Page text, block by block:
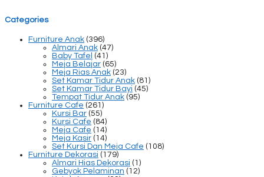
Categories
Furniture Anak (396)
Almari Anak (47)
Baby Tafel (41)
Meja Belajar (65)
Meja Rias Anak (23)
Set Kamar Tidur Anak (81)
Set Kamar Tidur Bayi (45)
Tempat Tidur Anak (95)
Furniture Cafe (261)
Kursi Bar (55)
Kursi Cafe (84)
Meja Cafe (14)
Meja Kasir (14)
Set Kursi Dan Meja Cafe (108)
Furniture Dekorasi (179)
Almari Hias Dekorasi (1)
Gebyok Pelaminan (12)